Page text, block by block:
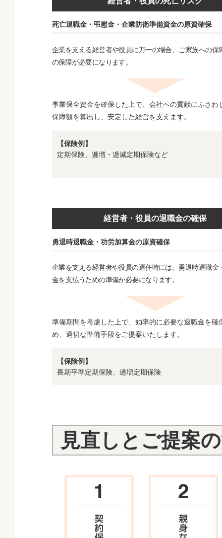
死亡退職金・弔慰金・企業防衛準備資金の原資確保
企業を支える経営者や役員に万一の場合、ご家族への保
の保障が必要になります。
事業保全資金を確保した上で、会社への貢献にふさわ
保障額を算出し、安定した経営を支えます。
【保険例】
定期保険、逓増・逓減定期保険など
経営者・役員の退職金の確保
勇退時退職金・功労加算金の原資確保
企業を支える経営者や役員の退任時には、勇退時退職金
金を支払うための準備が必要になります。
準備期間を考慮した上で、効率的に必要な退職金を確
め、適切な準備手段をご提案いたします。
【保険例】
長期平準定期保険、逓増定期保険
見直しとご提案